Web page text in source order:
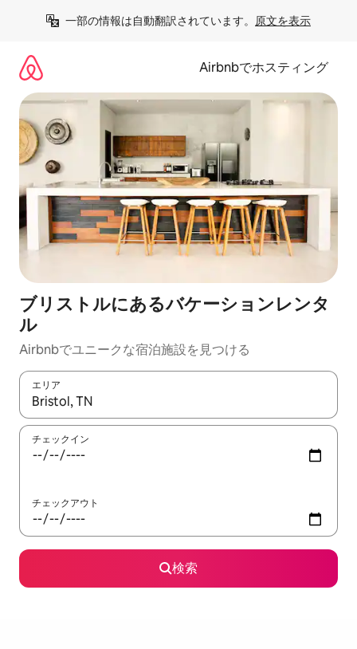
一部の情報は自動翻訳されています。 原文を表示
Airbnbでホスティング
ブリストルにあるバケーションレンタ
ル
Airbnbでユニークな宿泊施設を見つける
エリア
検索結果が表示されたら、上下の矢印キーを使って移動するか
チェックイン
チェックアウト
検索